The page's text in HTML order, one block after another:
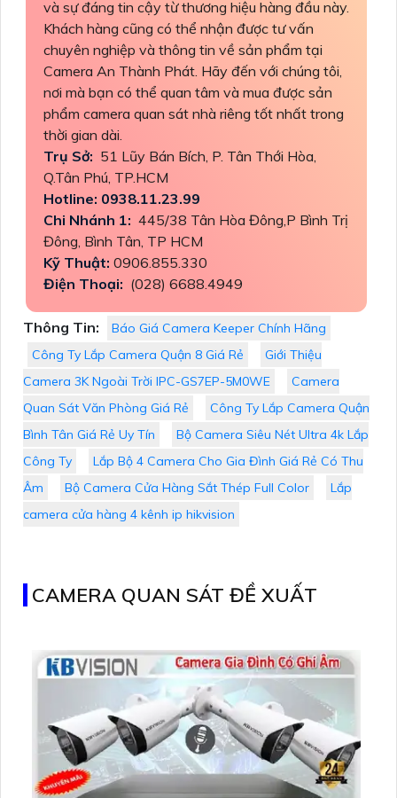
và sự đáng tin cậy từ thương hiệu hàng đầu này.
Khách hàng cũng có thể nhận được tư vấn
chuyên nghiệp và thông tin về sản phẩm tại
Camera An Thành Phát. Hãy đến với chúng tôi,
nơi mà bạn có thể quan tâm và mua được sản
phẩm camera quan sát nhà riêng tốt nhất trong
thời gian dài.
Trụ Sở: 51 Lũy Bán Bích, P. Tân Thới Hòa,
Q.Tân Phú, TP.HCM
Hotline: 0938.11.23.99
Chi Nhánh 1: 445/38 Tân Hòa Đông,P Bình Trị
Đông, Bình Tân, TP HCM
Kỹ Thuật: 0906.855.330
Điện Thoại: (028) 6688.4949
Thông Tin:
Báo Giá Camera Keeper Chính Hãng
Công Ty Lắp Camera Quận 8 Giá Rẻ
Giới Thiệu
Camera 3K Ngoài Trời IPC-GS7EP-5M0WE
Camera
Quan Sát Văn Phòng Giá Rẻ
Công Ty Lắp Camera Quận
Bình Tân Giá Rẻ Uy Tín
Bộ Camera Siêu Nét Ultra 4k Lắp
Công Ty
Lắp Bộ 4 Camera Cho Gia Đình Giá Rẻ Có Thu
Âm
Bộ Camera Cửa Hàng Sắt Thép Full Color
Lắp
camera cửa hàng 4 kênh ip hikvision
CAMERA QUAN SÁT ĐỀ XUẤT